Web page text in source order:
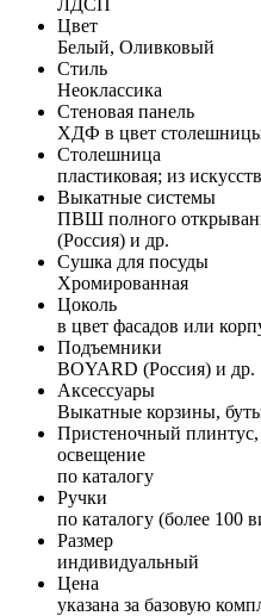
Цвет
Белый, Оливковый
Стиль
Неоклассика
Стеновая панель
ХДФ в цвет
Столешница
пластиковая; из
Выкатные системы
ПВШ полного
(Россия) и др.
Сушка для посуды
Хромированная
Цоколь
в цвет фасадов или
Подъемники
BOYARD (Россия) и др.
Аксессуары
Выкатные корзины,
Пристеночный
освещение
по каталогу
Ручки
по каталогу (более 100
Размер
индивидуальный
Цена
указана за базовую